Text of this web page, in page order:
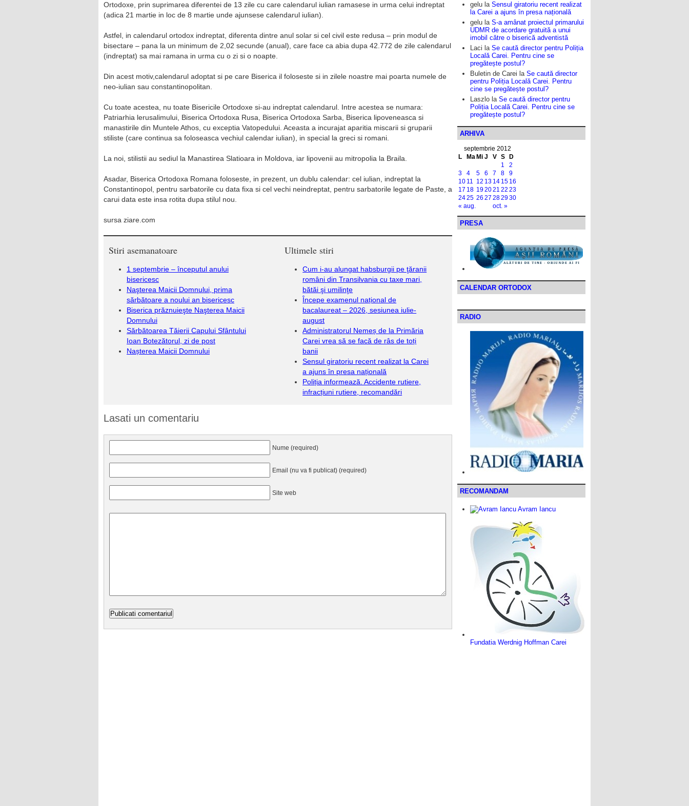
Ortodoxe, prin suprimarea diferentei de 13 zile cu care calendarul iulian ramasese in urma celui indreptat
(adica 21 martie in loc de 8 martie unde ajunsese calendarul iulian).
Astfel, in calendarul ortodox indreptat, diferenta dintre anul solar si cel civil este redusa – prin modul de
bisectare – pana la un minimum de 2,02 secunde (anual), care face ca abia dupa 42.772 de zile calendarul
(indreptat) sa mai ramana in urma cu o zi si o noapte.
Din acest motiv,calendarul adoptat si pe care Biserica il foloseste si in zilele noastre mai poarta numele de
neo-iulian sau constantinopolitan.
Cu toate acestea, nu toate Bisericile Ortodoxe si-au indreptat calendarul. Intre acestea se numara:
Patriarhia lerusalimului, Biserica Ortodoxa Rusa, Biserica Ortodoxa Sarba, Biserica lipoveneasca si
manastirile din Muntele Athos, cu exceptia Vatopedului. Aceasta a incurajat aparitia miscarii si gruparii
stiliste (care continua sa foloseasca vechiul calendar iulian), in special la greci si romani.
La noi, stilistii au sediul la Manastirea Slatioara in Moldova, iar lipovenii au mitropolia la Braila.
Asadar, Biserica Ortodoxa Romana foloseste, in prezent, un dublu calendar: cel iulian, indreptat la
Constantinopol, pentru sarbatorile cu data fixa si cel vechi neindreptat, pentru sarbatorile legate de Paste, a
carui data este insa rotita dupa stilul nou.
sursa ziare.com
Stiri asemanatoare
1 septembrie – începutul anului
bisericesc
Naşterea Maicii Domnului, prima
sărbătoare a noului an bisericesc
Biserica prăznuieşte Naşterea Maicii
Domnului
Sărbătoarea Tăierii Capului Sfântului
Ioan Botezătorul, zi de post
Nașterea Maicii Domnului
Ultimele stiri
Cum i-au alungat habsburgii pe ţăranii
români din Transilvania cu taxe mari,
bătăi şi umilinţe
Începe examenul național de
bacalaureat – 2026, sesiunea iulie-
august
Administratorul Nemeș de la Primăria
Carei vrea să se facă de râs de toți
banii
Sensul giratoriu recent realizat la Carei
a ajuns în presa națională
Poliția informează. Accidente rutiere,
infracțiuni rutiere, recomandări
Lasati un comentariu
Nume (required)
Email (nu va fi publicat) (required)
Site web
gelu la Sensul giratoriu recent realizat
la Carei a ajuns în presa națională
gelu la S-a amânat proiectul primarului
UDMR de acordare gratuită a unui
imobil către o biserică adventistă
Laci la Se caută director pentru Poliția
Locală Carei. Pentru cine se
pregătește postul?
Buletin de Carei la Se caută director
pentru Poliția Locală Carei. Pentru
cine se pregătește postul?
Laszlo la Se caută director pentru
Poliția Locală Carei. Pentru cine se
pregătește postul?
ARHIVA
septembrie 2012
L
Ma Mi J V S D
« aug. oct. »
1
2
3
4 5 6 7 8
9
10 11 12 13 14 15 16
17 18 192021 22 23
2425 26 27 282930
PRESA
CALENDAR ORTODOX
RADIO
RECOMANDAM
Avram Iancu
Fundatia Werdnig Hoffman Carei